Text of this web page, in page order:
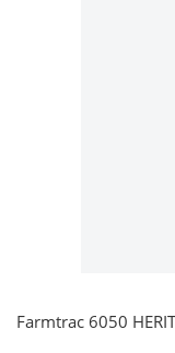
Farmtrac 6050